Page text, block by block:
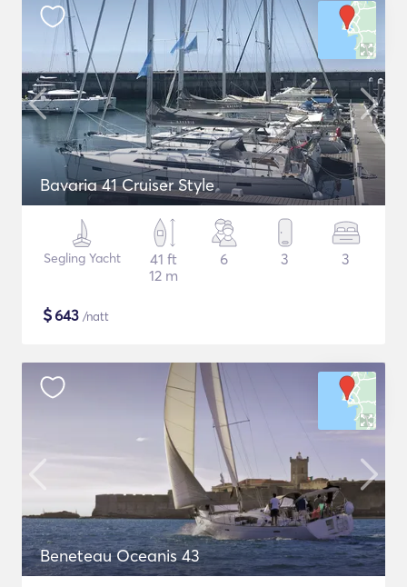
Bavaria 41 Cruiser Style
Segling Yacht
41 ft
12 m
6 3 3
$643 /natt
Beneteau Oceanis 43